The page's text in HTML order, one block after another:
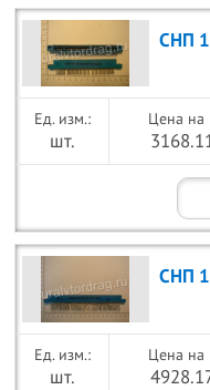
СНП
шт.
Цена на
СНП
шт.
Цена на